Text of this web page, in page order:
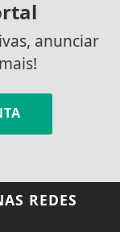
anunciar
REDES